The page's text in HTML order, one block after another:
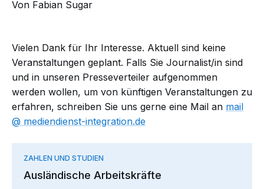
Von Fabian Sugar
Vielen Dank für Ihr Interesse. Aktuell sind keine
Veranstaltungen geplant. Falls Sie Journalist/in sind
und in unseren Presseverteiler aufgenommen
werden wollen, um von künftigen Veranstaltungen zu
erfahren, schreiben Sie uns gerne eine Mail an mail​
mediendienst-integration.de
ZAHLEN UND STUDIEN
Ausländische Arbeitskräfte